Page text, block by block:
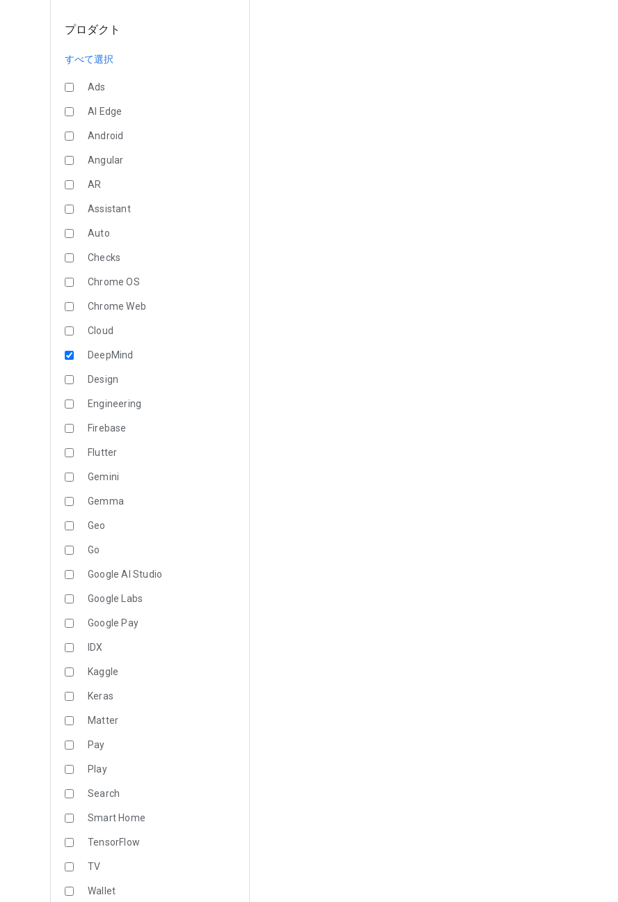
プロダクト
すべて選択
Ads
AI Edge
Android
Angular
AR
Assistant
Auto
Checks
Chrome OS
Chrome Web
Cloud
DeepMind
Design
Engineering
Firebase
Flutter
Gemini
Gemma
Geo
Go
Google AI Studio
Google Labs
Google Pay
IDX
Kaggle
Keras
Matter
Pay
Play
Search
Smart Home
TensorFlow
TV
Wallet